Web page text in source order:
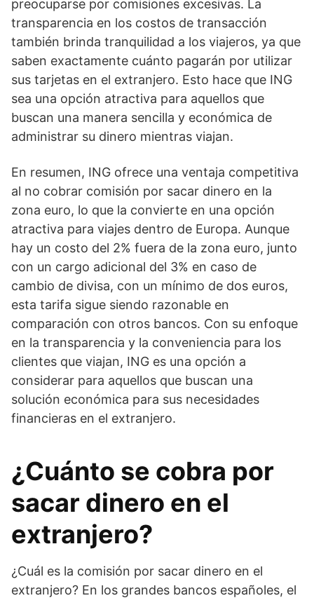
preocuparse por comisiones excesivas. La
transparencia en los costos de transacción
también brinda tranquilidad a los viajeros, ya que
saben exactamente cuánto pagarán por utilizar
sus tarjetas en el extranjero. Esto hace que ING
sea una opción atractiva para aquellos que
buscan una manera sencilla y económica de
administrar su dinero mientras viajan.
En resumen, ING ofrece una ventaja competitiva
al no cobrar comisión por sacar dinero en la
zona euro, lo que la convierte en una opción
atractiva para viajes dentro de Europa. Aunque
hay un costo del 2% fuera de la zona euro, junto
con un cargo adicional del 3% en caso de
cambio de divisa, con un mínimo de dos euros,
esta tarifa sigue siendo razonable en
comparación con otros bancos. Con su enfoque
en la transparencia y la conveniencia para los
clientes que viajan, ING es una opción a
considerar para aquellos que buscan una
solución económica para sus necesidades
financieras en el extranjero.
¿Cuánto se cobra por
sacar dinero en el
extranjero?
¿Cuál es la comisión por sacar dinero en el
extranjero? En los grandes bancos españoles, el